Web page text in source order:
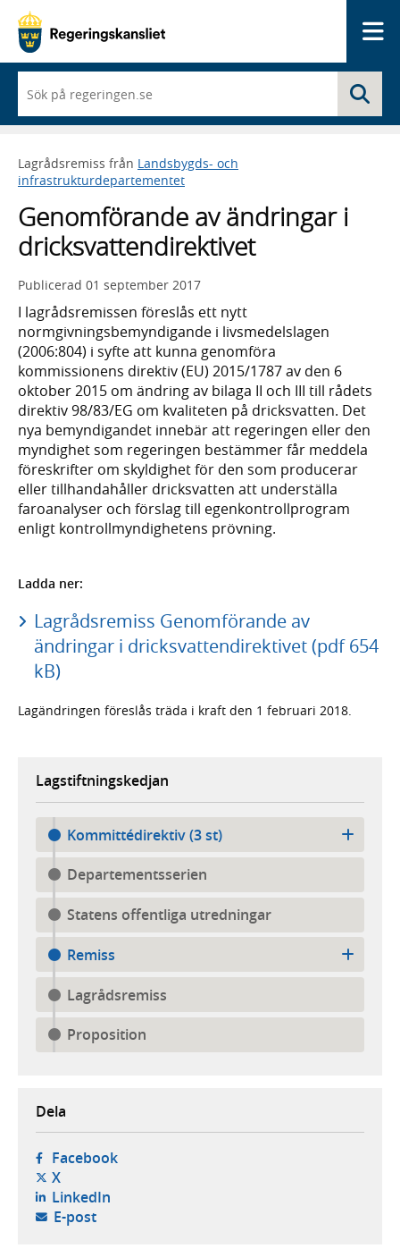
du
börjar
skriva
framträder
en
med
sökförslag
Lagrådsremiss från Landsbygds- och
infrastrukturdepartementet
Genomförande av ändringar i
dricksvattendirektivet
Publicerad 01 september 2017
I lagrådsremissen föreslås ett nytt
normgivningsbemyndigande i livsmedelslagen
(2006:804) i syfte att kunna genomföra
kommissionens direktiv (EU) 2015/1787 av den 6
oktober 2015 om ändring av bilaga II och III till rådets
direktiv 98/83/EG om kvaliteten på dricksvatten. Det
nya bemyndigandet innebär att regeringen eller den
myndighet som regeringen bestämmer får meddela
föreskrifter om skyldighet för den som producerar
eller tillhandahåller dricksvatten att underställa
faroanalyser och förslag till egenkontrollprogram
enligt kontrollmyndighetens prövning.
Ladda ner:
Lagrådsremiss Genomförande av
ändringar i dricksvattendirektivet (pdf 654
kB)
Lagändringen föreslås träda i kraft den 1 februari 2018.
Lagstiftningskedjan
Kommittédirektiv (3 st)
Departementsserien
Statens offentliga utredningar
Remiss
Lagrådsremiss
Proposition
Dela
Facebook- öppnas i ny flik, extern webbplats,
X- öppnas i ny flik, extern webbplats,
LinkedIn- öppnas i ny flik, extern webbplats,
E-post- öppnar din e-postklient,